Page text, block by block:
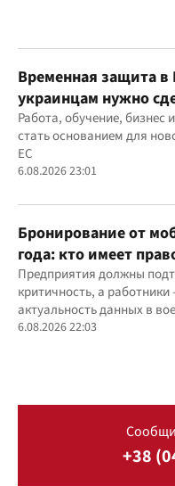
Временная защита
украинцам нужно
Работа, обучение, бизнес
стать основанием для
ЕС
6.08.2026 23:01
Бронирование от
года: кто имеет
отказать
Предприятия должны
критичность, а работники
актуальность данных в
6.08.2026 22:03
+38